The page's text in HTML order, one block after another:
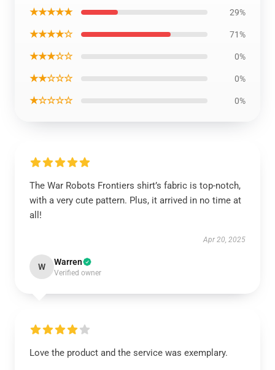
★★★★★ 29%
★★★★☆ 71%
★★★☆☆ 0%
★★☆☆☆ 0%
★☆☆☆☆ 0%
The War Robots Frontiers shirt’s fabric is top-notch,
with a very cute pattern. Plus, it arrived in no time at
all!
Apr 20, 2025
W Warren
Verified owner
Love the product and the service was exemplary.